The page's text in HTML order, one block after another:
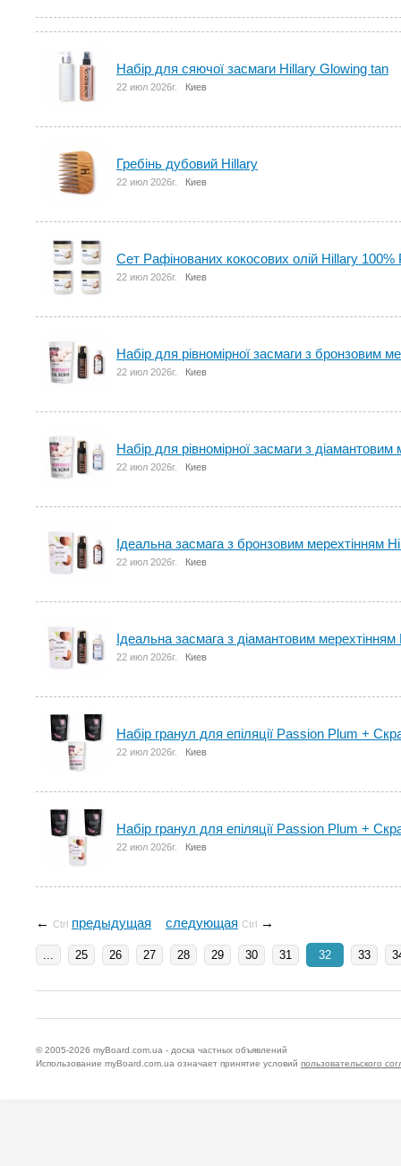
Набір для сяючої засмаги Hillary Glowing tan
22 июл 2026г. Киев
Гребінь дубовий Hillary
22 июл 2026г. Киев
Сет Рафінованих кокосових олій Hillary
22 июл 2026г. Киев
Набір для рівномірної засмаги з бронзовим
22 июл 2026г. Киев
Набір для рівномірної засмаги з
22 июл 2026г. Киев
Ідеальна засмага з бронзовим мерехтінням
22 июл 2026г. Киев
Ідеальна засмага з діамантовим
22 июл 2026г. Киев
Набір гранул для епіляції Passion Plum +
22 июл 2026г. Киев
Набір гранул для епіляції Passion Plum +
22 июл 2026г. Киев
← Ctrl предыдущая следующая Ctrl →
... 25 26 27 28 29 30 31 32 33
© 2005-2026 myBoard.com.ua - доска частных объявлений
Использование myBoard.com.ua означает принятие условий пользовательского